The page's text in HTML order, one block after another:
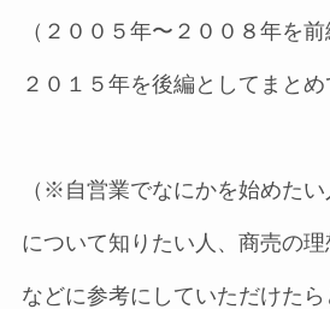
（２００５年〜２００８年を
２０１５年を後編としてまとめ
（※自営業でなにかを始めた
について知りたい人、商売の
などに参考にしていただけた